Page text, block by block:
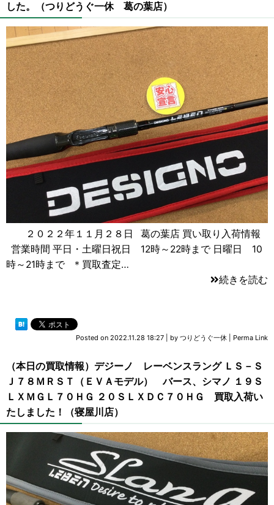
した。（つりどうぐ一休 葛の葉店）
２０２２年１１月２８日 葛の葉店 買い取り入荷情報
営業時間 平日・土曜日祝日 12時～22時まで 日曜日 10
時～21時まで ＊買取査定…
続きを読む
Posted on 2022.11.28 18:27 by つりどうぐ一休 Perma Link
（本日の買取情報）デジーノ レーベンスラング ＬＳ－Ｓ
Ｊ７８ＭＲＳＴ（ＥＶＡモデル） バース、シマノ １９Ｓ
ＬＸＭＧＬ７０ＨＧ ２０ＳＬＸＤＣ７０ＨＧ 買取入荷い
たしました！（寝屋川店）